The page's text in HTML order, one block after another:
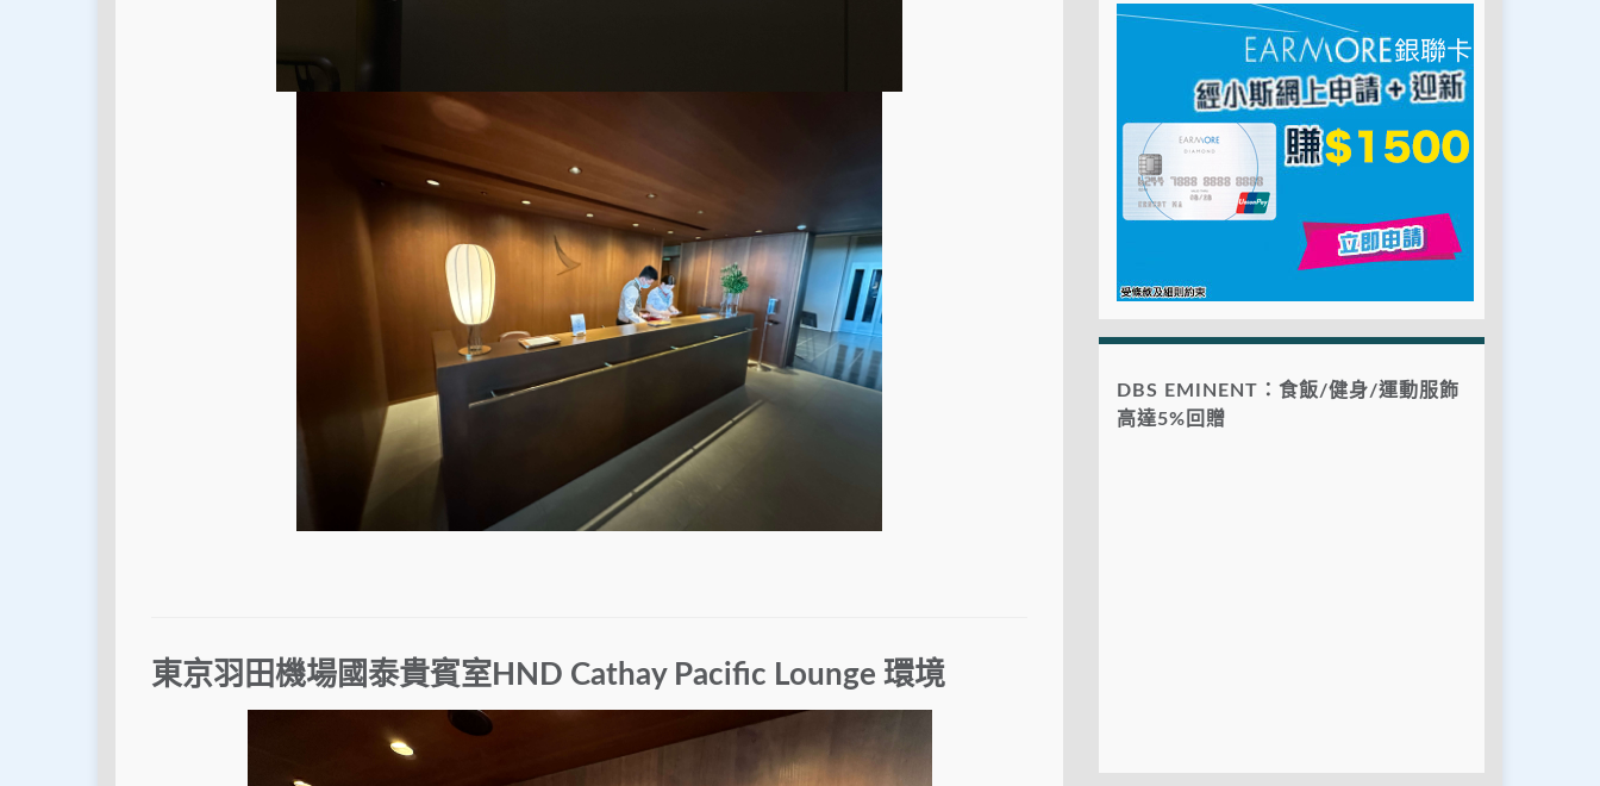
東京羽田機場國泰貴賓室HND Cathay Pacific Lounge 環境
DBS EMINENT：食飯/健身/運動服飾
高達5%回贈